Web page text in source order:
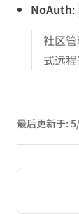
NoAuth:
社区
式远
最后更新于:
Pager